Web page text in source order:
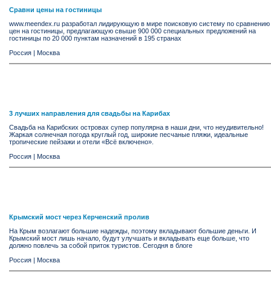
Сравни цены на гостиницы
www.meendex.ru разработал лидирующую в мире поисковую систему по сравнению
цен на гостиницы, предлагающую свыше 900 000 специальных предложений на
гостиницы по 20 000 пунктам назначений в 195 странах
Россия | Москва
3 лучших направления для свадьбы на Карибах
Свадьба на Карибских островах супер популярна в наши дни, что неудивительно!
Жаркая солнечная погода круглый год, широкие песчаные пляжи, идеальные
тропические пейзажи и отели «Всё включено».
Россия | Москва
Крымский мост через Керченский пролив
На Крым возлагают большие надежды, поэтому вкладывают большие деньги. И
Крымский мост лишь начало, будут улучшать и вкладывать еще больше, что
должно повлечь за собой приток туристов. Сегодня в блоге
Россия | Москва